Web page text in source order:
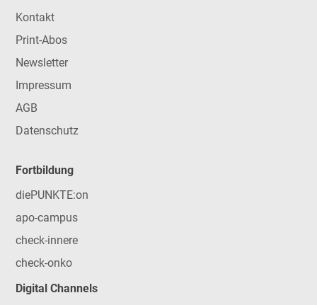
Kontakt
Print-Abos
Newsletter
Impressum
AGB
Datenschutz
Fortbildung
diePUNKTE:on
apo-campus
check-innere
check-onko
Digital Channels